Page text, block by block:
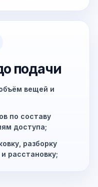
подачи
вещей и
по составу
доступа;
разборку
расстановку;